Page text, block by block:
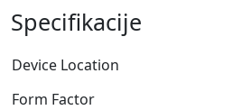
Specifikacije
Device Location
Form Factor